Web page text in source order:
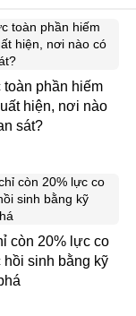
toàn phần hiếm
hiện, nơi nào
sát?
còn 20% lực co
sinh bằng kỹ